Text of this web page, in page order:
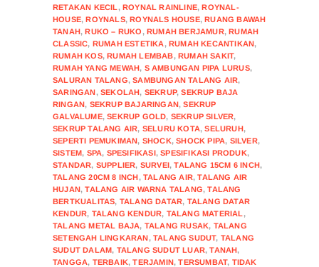
RETAKAN KECIL ,ROYNAL RAINLINE,ROYNAL-
HOUSE,ROYNALS,ROYNALS HOUSE,RUANG BAWAH
TANAH,RUKO – RUKO ,RUMAH BERJAMUR,RUMAH
CLASSIC, RUMAH ESTETIKA,RUMAH KECANTIKAN,
RUMAH KOS,RUMAH LEMBAB,RUMAH SAKIT,
RUMAH YANG MEWAH, S AMBUNGAN PIPA LURUS,
SALURAN TALANG,SAMBUNGAN TALANG AIR,
SARINGAN,SEKOLAH, SEKRUP,SEKRUP BAJA
RINGAN, SEKRUP BAJARINGAN,SEKRUP
GALVALUME,SEKRUP GOLD, SEKRUP SILVER,
SEKRUP TALANG AIR, SELURU KOTA,SELURUH,
SEPERTI PEMUKIMAN, SHOCK,SHOCK PIPA, SILVER,
SISTEM, SPA, SPESIFIKASI,SPESIFIKASI PRODUK,
STANDAR, SUPPLIER, SURVEI,TALANG 15CM 6 INCH,
TALANG 20CM 8 INCH,TALANG AIR,TALANG AIR
HUJAN,TALANG AIR WARNA TALANG,TALANG
BERTKUALITAS, TALANG DATAR, TALANG DATAR
KENDUR, TALANG KENDUR, TALANG MATERIAL ,
TALANG METAL BAJA, TALANG RUSAK, TALANG
SETENGAH LINGKARAN,TALANG SUDUT, TALANG
SUDUT DALAM, TALANG SUDUT LUAR,TANAH,
TANGGA, TERBAIK,TERJAMIN,TERSUMBAT, TIDAK